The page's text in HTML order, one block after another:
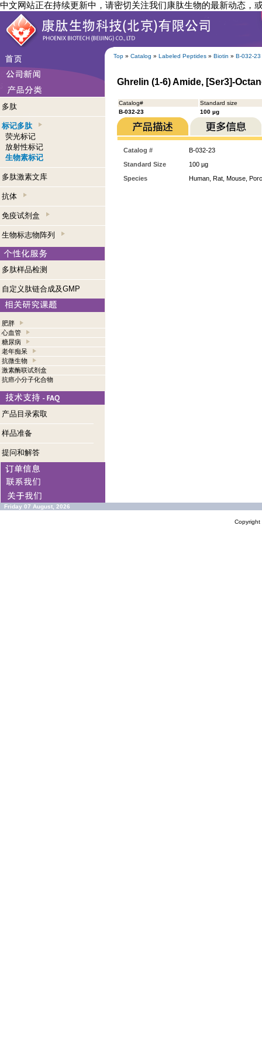
中文网站正在持续更新中，请密切关注我们康肽生物的最新动态，
Top » Catalog » Labeled Peptides » Biotin » B-032-23
多肽
标记多肽
荧光标记
放射性标记
生物素标记
多肽激素文库
抗体
免疫试剂盒
生物标志物阵列
多肽样品检测
自定义肽链合成及GMP
肥胖
心血管
糖尿病
老年痴呆
抗微生物
激素酶联试剂盒
抗癌小分子化合物
产品目录索取
样品准备
提问和解答
Ghrelin (1-6) Amide, [Ser3]-
Catalog#
Standard size
B-032-23
100 µg
Catalog #
B-032-23
Standard Size
100 µg
Species
Human, Rat, Mouse,
Friday 07 August, 2026